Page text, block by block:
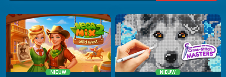
NIEUW NIEUW